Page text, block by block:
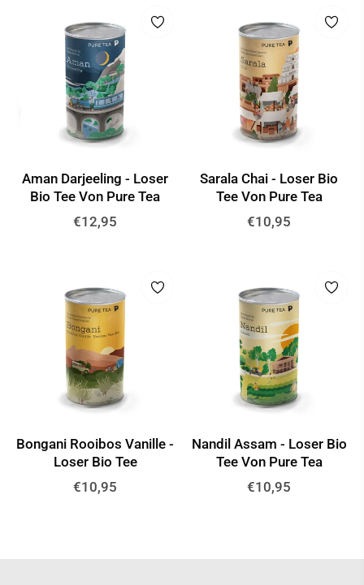
Aman Darjeeling - Loser
Bio Tee Von Pure Tea
Normaler
€12,95
Sarala Chai - Loser Bio
Tee Von Pure Tea
Normaler
€10,95
Bongani Rooibos Vanille -
Loser Bio Tee
Normaler
€10,95
Nandil Assam - Loser Bio
Tee Von Pure Tea
Normaler
€10,95